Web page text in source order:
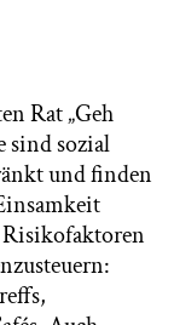
Rat „Geh
sind sozial
und finden
Risikofaktoren